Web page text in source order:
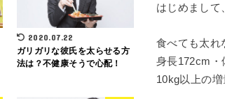
2020.07.22
ガリガリな彼氏を太らせる方
法は？不健康そうで心配！
はじめまして
食べても太れ
身長172cm・
10kg以上の増